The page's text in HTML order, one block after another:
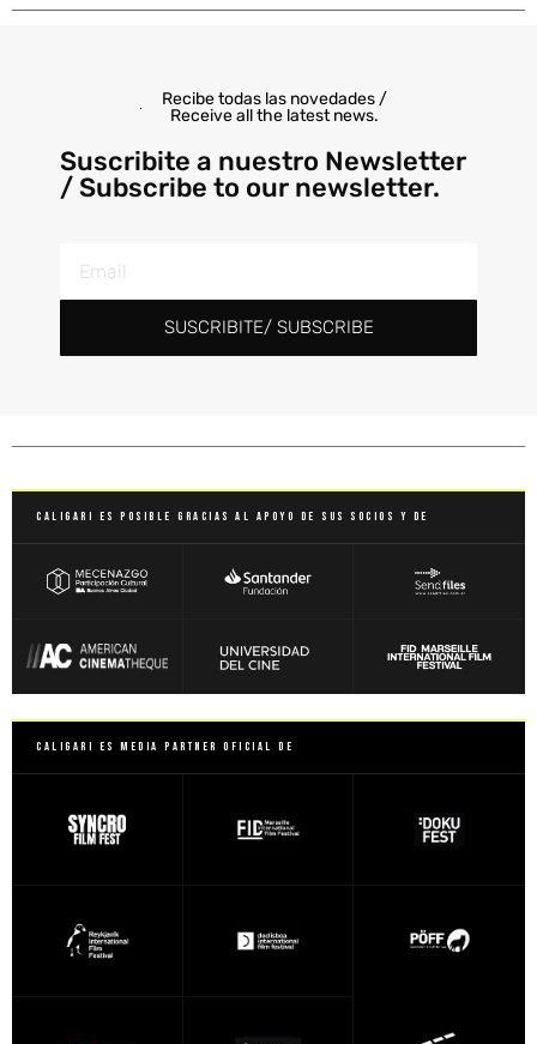
Recibe todas las novedades /
Receive all the latest news.
Suscribite a nuestro Newsletter
/ Subscribe to our newsletter.
SUSCRIBITE/ SUBSCRIBE
Caligari es posible gracias al apoyo de sus socios y de
Caligari es Media Partner Oficial de